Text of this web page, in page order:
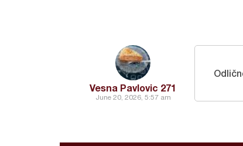
Vesna Pavlovic 271
June 20, 2026, 5:57 am